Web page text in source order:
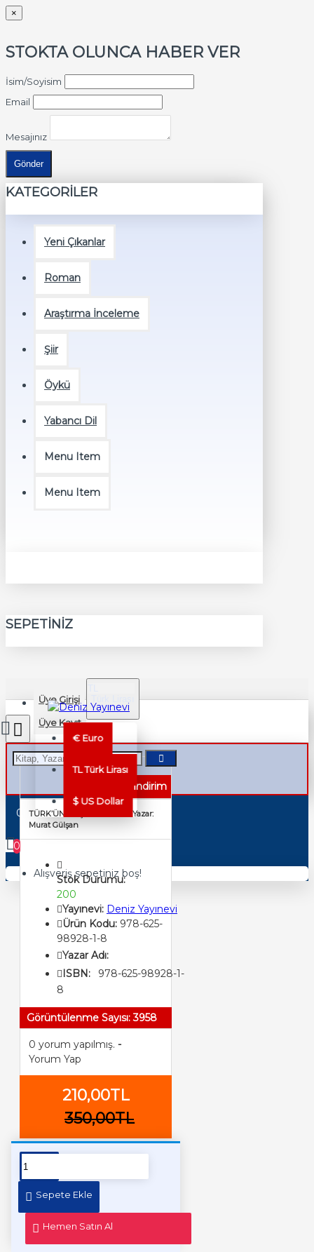
×
STOKTA OLUNCA HABER VER
İsim/Soyisim
Email
Mesajınız
Gönder
KATEGORİLER
Yeni Çıkanlar
Roman
Araştırma İnceleme
Şiir
Öykü
Yabancı Dil
Menu Item
Menu Item
SEPETINIZ
Üye Girişi
Üye Kayıt
TRY
€ Euro
TLTürk Lirası
$ US Dollar
0 ürün - 0,00TL
0
Alışveriş sepetiniz boş!
%40 İndirim
TÜRK’ÜN BAŞUCU KİTABI Yazar:
Murat Gülşan
Stok Durumu:
200
Yayınevi: Deniz Yayınevi
Ürün Kodu: 978-625-
98928-1-8
Yazar Adı:
ISBN:
978-625-98928-1-
8
Görüntülenme Sayısı: 3958
0 yorum yapılmış. -
Yorum Yap
210,00TL
350,00TL
Sepete Ekle
Hemen Satın Al